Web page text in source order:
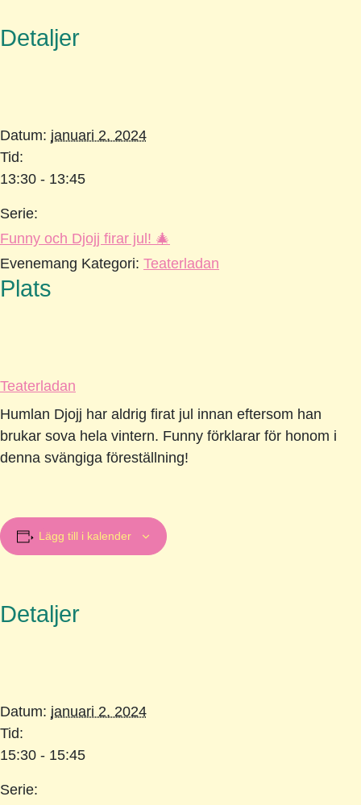
Detaljer
Datum: januari 2, 2024
Tid:
13:30 - 13:45
Serie:
Funny och Djojj firar jul! 🎄
Evenemang Kategori: Teaterladan
Plats
Teaterladan
Humlan Djojj har aldrig firat jul innan eftersom han
brukar sova hela vintern. Funny förklarar för honom i
denna svängiga föreställning!
Lägg till i kalender
Detaljer
Datum: januari 2, 2024
Tid:
15:30 - 15:45
Serie: